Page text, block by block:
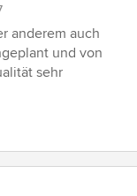
anderem auch
und von
sehr